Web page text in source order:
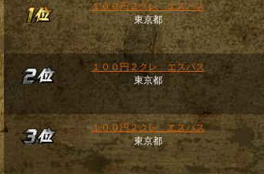
１００円２クレ エスパス
東京都
１００円２クレ エスパス
東京都
１００円２クレ エスパス
東京都